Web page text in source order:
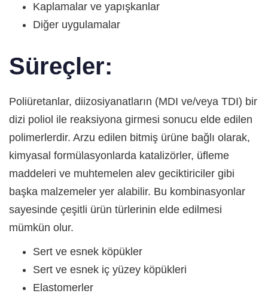
Kaplamalar ve yapışkanlar
Diğer uygulamalar
Süreçler:
Poliüretanlar, diizosiyanatların (MDI ve/veya TDI) bir
dizi poliol ile reaksiyona girmesi sonucu elde edilen
polimerlerdir. Arzu edilen bitmiş ürüne bağlı olarak,
kimyasal formülasyonlarda katalizörler, üfleme
maddeleri ve muhtemelen alev geciktiriciler gibi
başka malzemeler yer alabilir. Bu kombinasyonlar
sayesinde çeşitli ürün türlerinin elde edilmesi
mümkün olur.
Sert ve esnek köpükler
Sert ve esnek iç yüzey köpükleri
Elastomerler